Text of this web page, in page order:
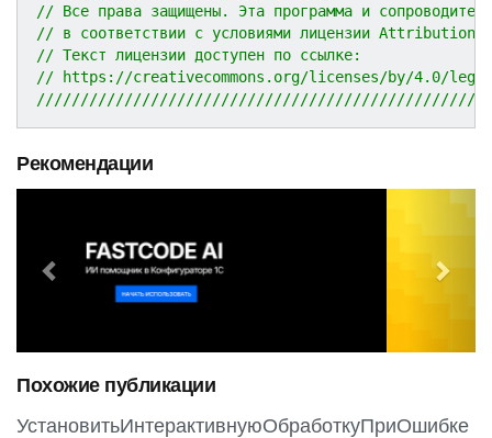
// Все права защищены. Эта программа и
// в соответствии с условиями лицензии
// Текст лицензии доступен по ссылке:
// https://creativecommons.org/licenses/by/4.0/
Рекомендации
e
o
u
s
N
x
Похожие публикации
УстановитьИнтерактивнуюОбработкуПриОшибке